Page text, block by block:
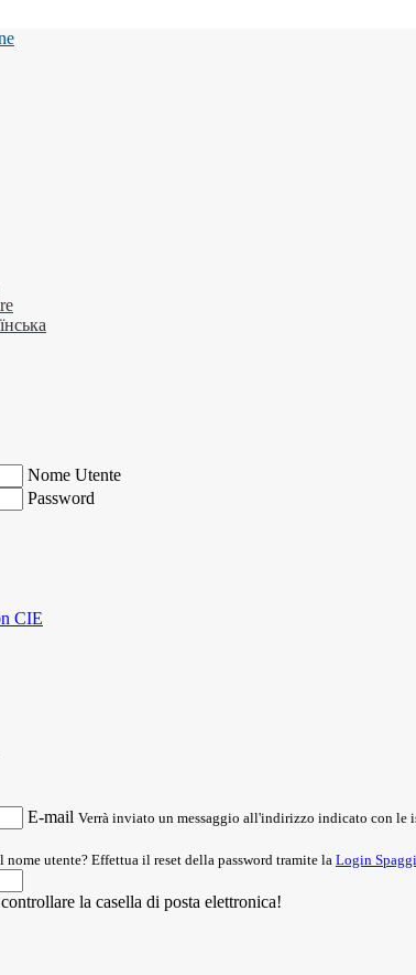
Nome Utente
Password
CIE
E-mail Verrà inviato un messaggio all'indirizzo indicato con le
nome utente? Effettua il reset della password tramite la Login
la casella di posta elettronica!